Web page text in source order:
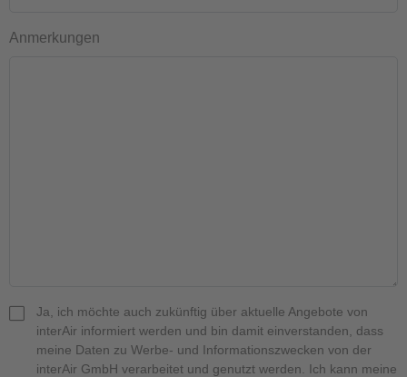
Anmerkungen
Ja, ich möchte auch zukünftig über aktuelle Angebote von
interAir informiert werden und bin damit einverstanden, dass
meine Daten zu Werbe- und Informationszwecken von der
interAir GmbH verarbeitet und genutzt werden. Ich kann meine